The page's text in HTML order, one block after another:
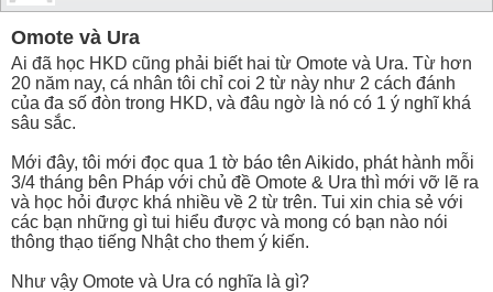
Omote và Ura
Ai đã học HKD cũng phải biết hai từ Omote và Ura. Từ hơn
20 năm nay, cá nhân tôi chỉ coi 2 từ này như 2 cách đánh
của đa số đòn trong HKD, và đâu ngờ là nó có 1 ý nghĩ khá
sâu sắc.
Mới đây, tôi mới đọc qua 1 tờ báo tên Aikido, phát hành mỗi
3/4 tháng bên Pháp với chủ đề Omote & Ura thì mới vỡ lẽ ra
và học hỏi được khá nhiều về 2 từ trên. Tui xin chia sẻ với
các bạn những gì tui hiểu được và mong có bạn nào nói
thông thạo tiếng Nhật cho them ý kiến.
Như vậy Omote và Ura có nghĩa là gì?